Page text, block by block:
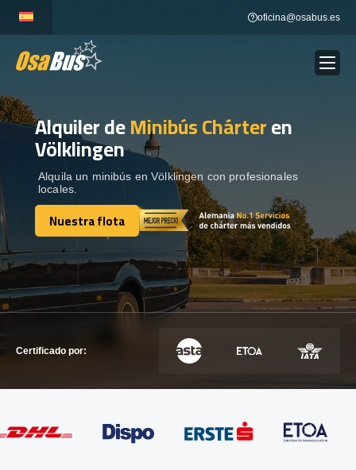
content
oficina@osabus.es
ALQUILER DE AUTOCARES Show dropdown
DESTINOS
RECORRIDAS Show dropdown
Alquiler deMinibús Chárteren
Völklingen
Alquila un minibús en Völklingen con profesionales
locales.
Nuestra flota
Nuestra flota
Certificado por: